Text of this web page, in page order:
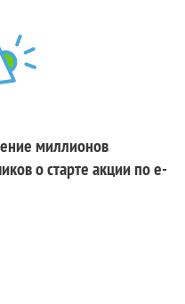
миллионов
о старте акции по e-